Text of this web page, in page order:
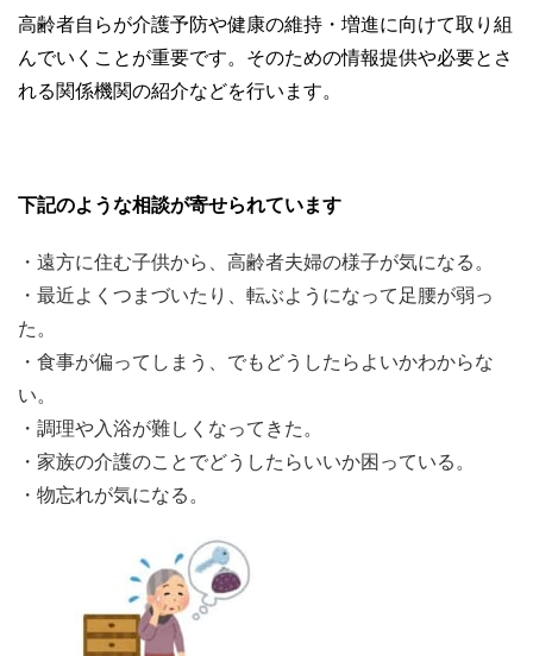
高齢者自らが介護予防や健康の維持・増進に向けて取り組
んでいくことが重要です。そのための情報提供や必要とさ
れる関係機関の紹介などを行います。
下記のような相談が寄せられています
・遠方に住む子供から、高齢者夫婦の様子が気になる。
・最近よくつまづいたり、転ぶようになって足腰が弱っ
た。
・食事が偏ってしまう、でもどうしたらよいかわからな
い。
・調理や入浴が難しくなってきた。
・家族の介護のことでどうしたらいいか困っている。
・物忘れが気になる。